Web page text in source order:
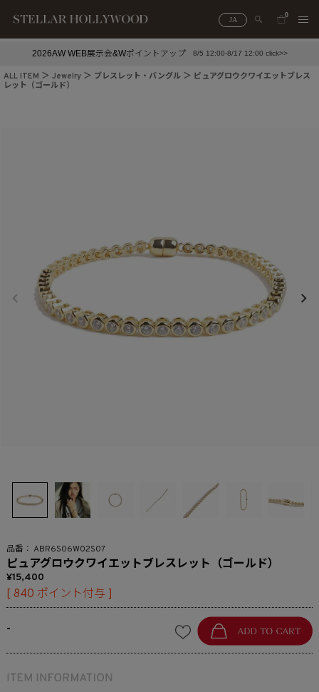
JA
0
#スタッフイチ押し（通勤パールアクセ）
2026AW WEB展示会&Wポイントアップ 8/5 12:00-8/17 12:00 click>>
ALL ITEM Jewelry ブレスレット・バングル
ピュアグロウクワイエットブレス
レット（ゴールド）
ABR6S06W02S07
ピュアグロウクワイエットブレスレット（ゴールド）
15,400
[ 840 ポイント付与 ]
-